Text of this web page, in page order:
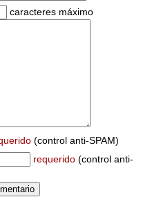
caracteres máximo
(control anti-SPAM)
requerido (control anti-